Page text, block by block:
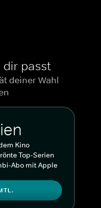
dir passt
deiner Wahl
Kino
Top-Serien
Abo mit Apple